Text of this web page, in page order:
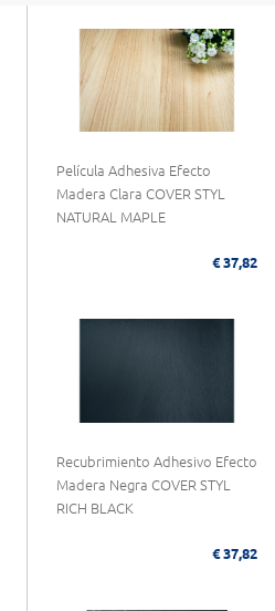
Película Adhesiva Efecto
Madera Clara COVER STYL
NATURAL MAPLE
€ 37,82
Recubrimiento Adhesivo Efecto
Madera Negra COVER STYL
RICH BLACK
€ 37,82